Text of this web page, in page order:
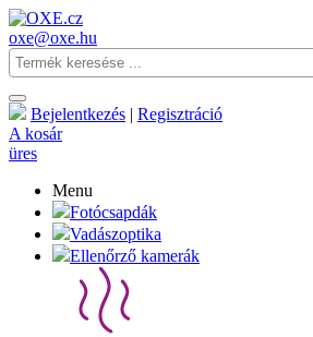
oxe@oxe.hu
Bejelentkezés | Regisztráció
A kosár
üres
Menu
Fotócsapdák
Vadászoptika
Ellenőrző kamerák